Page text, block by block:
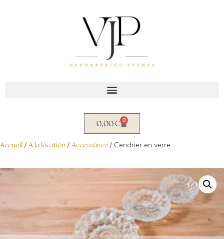
0,00€ 0
Accueil / A la location / Accessoires / Cendrier en verre